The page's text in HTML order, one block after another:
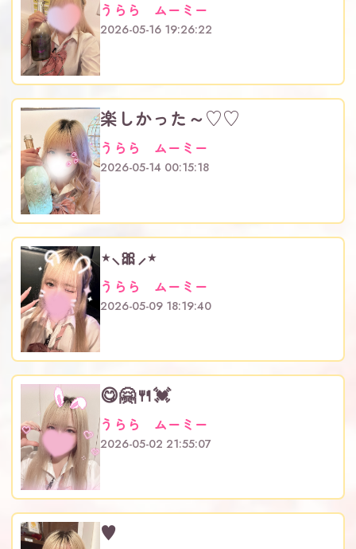
うらら ムーミー
2026-05-16 19:26:22
楽しかった～♡♡
うらら ムーミー
2026-05-14 00:15:18
⋆⸜🎀⸝‍⋆
うらら ムーミー
2026-05-09 18:19:40
😋🤗🍴💓
うらら ムーミー
2026-05-02 21:55:07
♥